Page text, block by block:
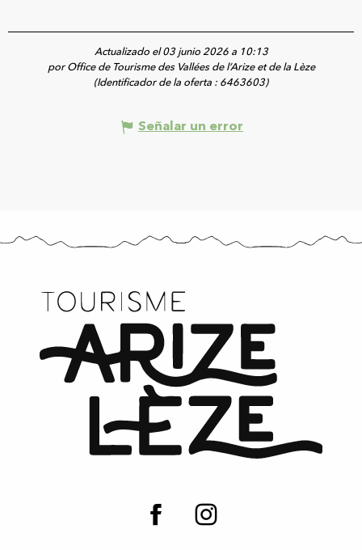
Actualizado el 03 junio 2026 a 10:13
por Office de Tourisme des Vallées de l’Arize et de la Lèze
(Identificador de la oferta : 6463603)
Señalar un error